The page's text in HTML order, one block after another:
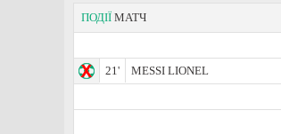
ПОДІЇ МАТЧ
21'
MESSI LIONEL